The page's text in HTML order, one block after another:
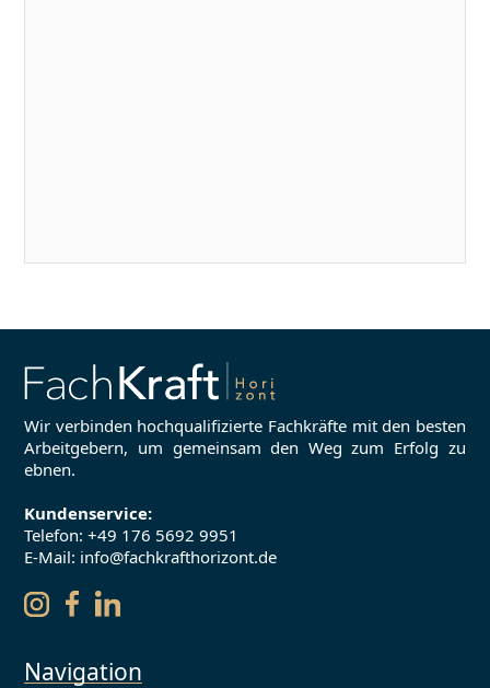
Wir verbinden hochqualifizierte Fachkräfte mit den besten
Arbeitgebern, um gemeinsam den Weg zum Erfolg zu
ebnen.
Kundenservice:
Telefon:+49 176 5692 9951
E-Mail: info@fachkrafthorizont.de
Navigation